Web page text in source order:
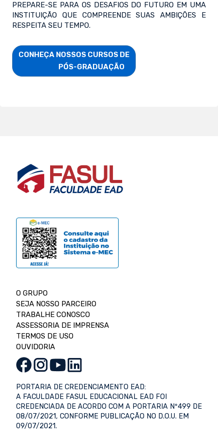
PREPARE-SE PARA OS DESAFIOS DO FUTURO EM UMA
INSTITUIÇÃO QUE COMPREENDE SUAS AMBIÇÕES E
RESPEITA SEU TEMPO.
CONHEÇA NOSSOS CURSOS DE
                        PÓS-GRADUAÇÃO
O GRUPO
SEJA NOSSO PARCEIRO
TRABALHE CONOSCO
ASSESSORIA DE IMPRENSA
TERMOS DE USO
OUVIDORIA
PORTARIA DE CREDENCIAMENTO EAD:
A FACULDADE FASUL EDUCACIONAL EAD FOI
CREDENCIADA DE ACORDO COM A PORTARIA Nº499 DE
08/07/2021, CONFORME PUBLICAÇÃO NO D.O.U. EM
09/07/2021.